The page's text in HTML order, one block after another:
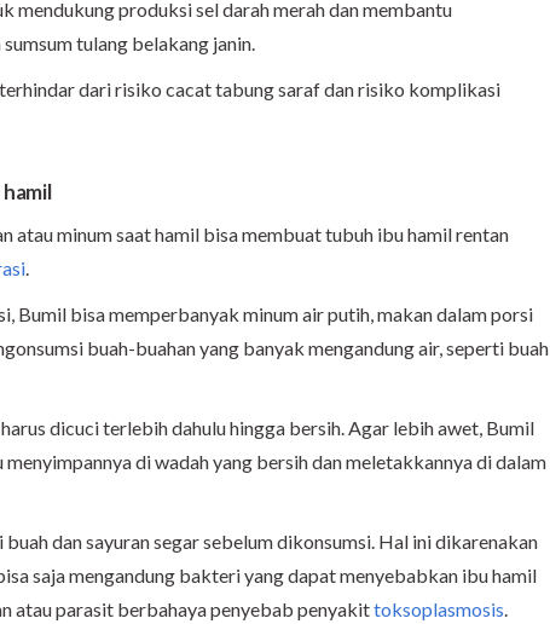
mendukung produksi sel darah merah dan membantu
tulang belakang janin.
dari risiko cacat tabung saraf dan risiko komplikasi
atau minum saat hamil bisa membuat tubuh ibu hamil rentan
.
Bumil bisa memperbanyak minum air putih, makan dalam porsi
buah-buahan yang banyak mengandung air, seperti buah
dicuci terlebih dahulu hingga bersih. Agar lebih awet, Bumil
di wadah yang bersih dan meletakkannya di dalam
dan sayuran segar sebelum dikonsumsi. Hal ini dikarenakan
saja mengandung bakteri yang dapat menyebabkan ibu hamil
atau parasit berbahaya penyebab penyakittoksoplasmosis.